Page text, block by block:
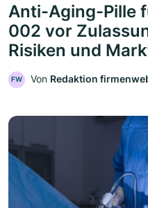
Anti-Aging-Pille
002 vor
Risiken und
FW Von Redaktion